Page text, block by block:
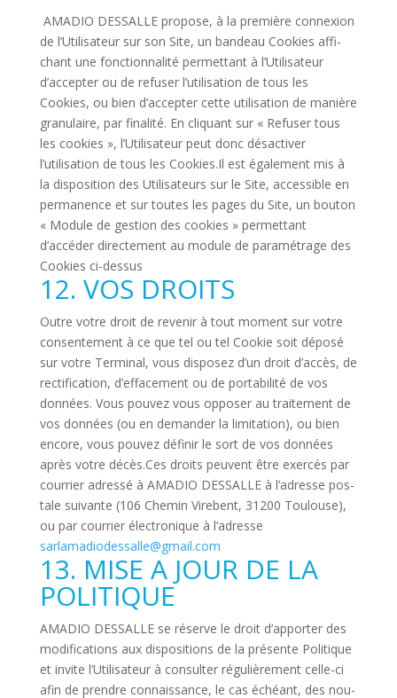
AMADIO DESSALLE pro­pose, à la pre­mière connexion
de l’Utilisateur sur son Site, un ban­deau Cookies affi­
chant une fonc­tion­na­lité per­met­tant à l’Utilisateur
d’accepter ou de refuser l’utilisation de tous les
Cookies, ou bien d’accepter cette uti­li­sa­tion de manière
gra­nu­laire, par fina­lité. En cli­quant sur « Refuser tous
les cookies », l’Utilisateur peut donc désac­tiver
l’utilisation de tous les Cookies.Il est éga­le­ment mis à
la dis­po­si­tion des Uti­li­sa­teurs sur le Site, acces­sible en
per­ma­nence et sur toutes les pages du Site, un bouton
« Module de ges­tion des cookies » per­met­tant
d’accéder direc­te­ment au module de para­mé­trage des
Cookies ci-dessus
12. VOS DROITS
Outre votre droit de revenir à tout moment sur votre
consen­te­ment à ce que tel ou tel Cookie soit déposé
sur votre Ter­minal, vous dis­posez d’un droit d’accès, de
rec­ti­fi­ca­tion, d’effacement ou de por­ta­bi­lité de vos
don­nées. Vous pouvez vous opposer au trai­te­ment de
vos don­nées (ou en demander la limi­ta­tion), ou bien
encore, vous pouvez définir le sort de vos don­nées
après votre décès.Ces droits peuvent être exercés par
cour­rier adressé à AMADIO DESSALLE à l’adresse pos­
tale sui­vante (106 Chemin Virebent, 31200 Tou­louse),
ou par cour­rier élec­tro­nique à l’adresse
sarlamadiodessalle@gmail.com
13. MISE A JOUR DE LA
POLITIQUE
AMADIO DESSALLE se réserve le droit d’apporter des
modi­fi­ca­tions aux dis­po­si­tions de la pré­sente Poli­tique
et invite l’Utilisateur à consulter régu­liè­re­ment celle-ci
afin de prendre connais­sance, le cas échéant, des nou­